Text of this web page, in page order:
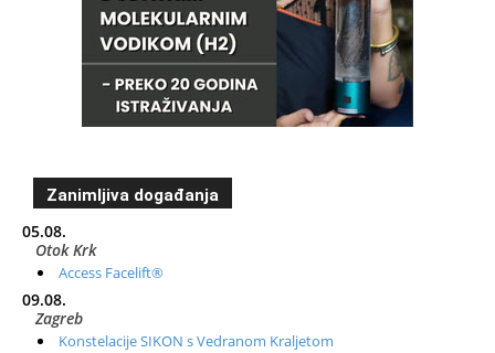
Zanimljiva događanja
05.08.
Otok Krk
Access Facelift®
09.08.
Zagreb
Konstelacije SIKON s Vedranom Kraljetom